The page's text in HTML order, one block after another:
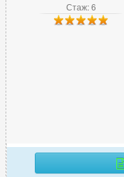
Стаж: 6